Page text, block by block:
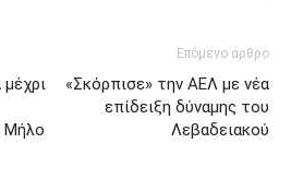
Μήλο
Επόμενο άρθρο
«Σκόρπισε» την ΑΕΛ με νέα
επίδειξη δύναμης του
Λεβαδειακού